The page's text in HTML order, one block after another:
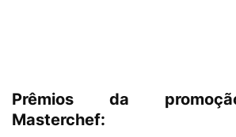
Prêmios da
Masterchef: